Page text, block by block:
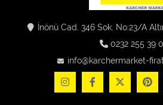
İnönü Cad. 346 Sok. No:23/A
0232 255 39
info@karchermarket-